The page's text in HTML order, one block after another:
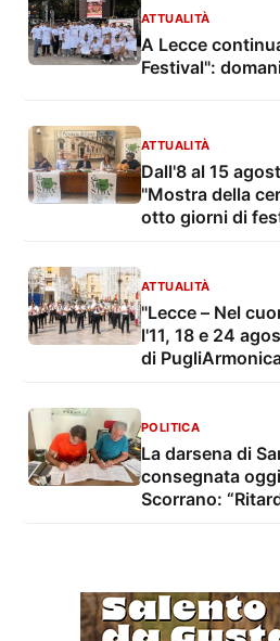
ATTUALITÀ
A Lecce
Festival":
ATTUALITÀ
Dall'8 al 15
"Mostra della
otto giorni di
ATTUALITÀ
"Lecce – Nel
l'11, 18 e 24
di
POLITICA
La darsena di
consegnata
Scorrano: